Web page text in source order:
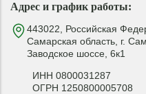
Адрес и график работы:
443022, Российская
Самарская область, г.
Заводское шоссе, 6к1
ИНН 0800031287
ОГРН 1250800005708